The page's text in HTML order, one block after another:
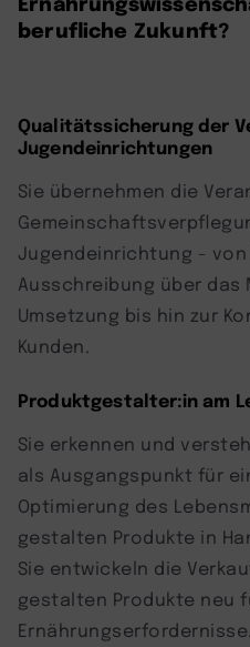
berufliche Zukunft?
Qualitätssicherung der
Jugendeinrichtungen
Sie übernehmen die
Jugendeinrichtung -
Ausschreibung über das
Umsetzung bis hin zur
Kunden.
Produktgestalter:in am
Sie erkennen und
als Ausgangspunkt für
Optimierung des
gestalten Produkte in
Sie entwickeln die
gestalten Produkte neu